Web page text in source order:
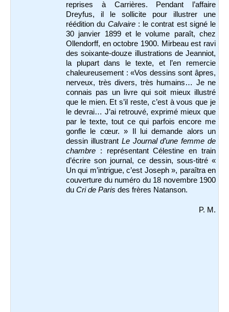
reprises à Carrières. Pendant l’affaire
Dreyfus, il le sollicite pour illustrer une
réédition du Calvaire: le contrat est signé le
30 janvier 1899 et le volume paraît, chez
Ollendorff, en octobre 1900. Mirbeau est ravi
des soixante-douze illustrations de Jeanniot,
la plupart dans le texte, et l’en remercie
chaleureusement : «Vos dessins sont âpres,
nerveux, très divers, très humains… Je ne
connais pas un livre qui soit mieux illustré
que le mien. Et s’il reste, c’est à vous que je
le devrai… J’ai retrouvé, exprimé mieux que
par le texte, tout ce qui parfois encore me
gonfle le cœur. » Il lui demande alors un
dessin illustrant Le Journal d’une femme de
chambre : représentant Célestine en train
d’écrire son journal, ce dessin, sous-titré «
Un qui m’intrigue, c’est Joseph », paraîtra en
couverture du numéro du 18 novembre 1900
du Cri de Paris des frères Natanson.
P. M.